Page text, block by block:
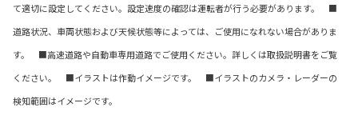
て適切に設定してください。設定速度の確認は運転者が行う必要があります。 ■
道路状況、車両状態および天候状態等によっては、ご使用になれない場合がありま
す。 ■高速道路や自動車専用道路でご使用ください。詳しくは取扱説明書をご覧
ください。 ■イラストは作動イメージです。 ■イラストのカメラ・レーダーの
検知範囲はイメージです。